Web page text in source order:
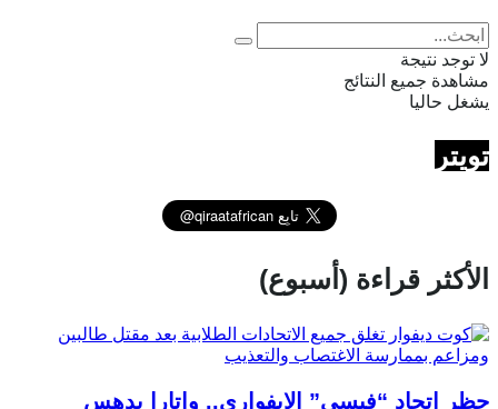
لا توجد نتيجة
مشاهدة جميع النتائج
يشغل حاليا
تويتر
الأكثر قراءة (أسبوع)
حظر اتحاد “فيسي” الإيفواري.. واتارا يدهس